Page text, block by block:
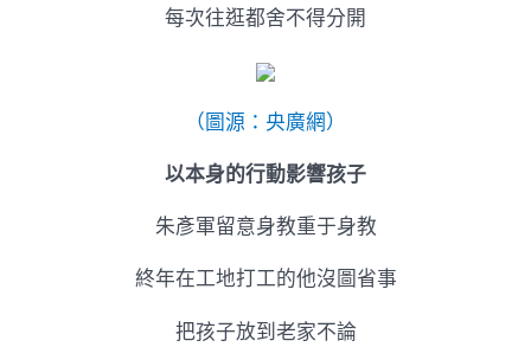
每次往逛都舍不得分開
（圖源：央廣網）
以本身的行動影響孩子
朱彥軍留意身教重于身教
終年在工地打工的他沒圖省事
把孩子放到老家不論